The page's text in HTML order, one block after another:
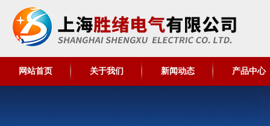
网站首页 关于我们 新闻动态 产品中心